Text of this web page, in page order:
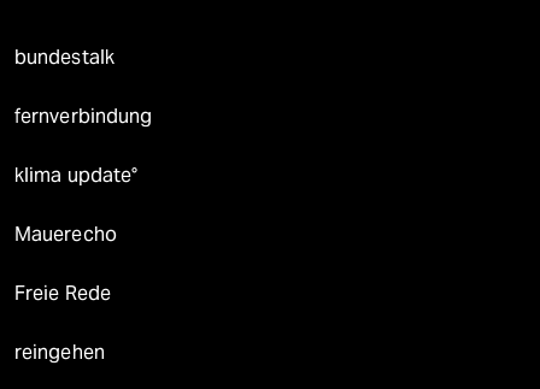
bundestalk
fernverbindung
klima update°
Mauerecho
Freie Rede
reingehen